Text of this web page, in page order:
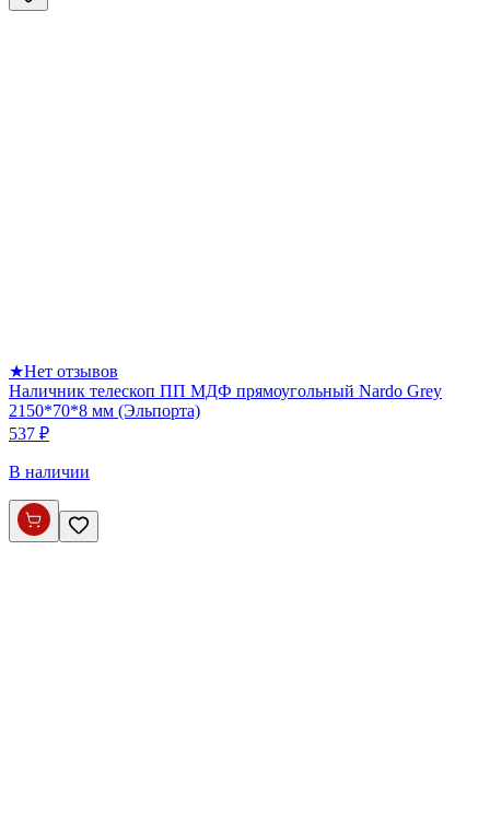
★Нет отзывов
Наличник телескоп ПП МДФ прямоугольный Nardo Grey
2150*70*8 мм (Эльпорта)
537 ₽
В наличии